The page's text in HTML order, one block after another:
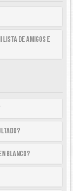
lista de Amigos e
blanco?